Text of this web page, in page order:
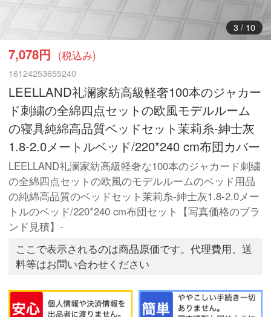
3/ 10
7,078円 (税込み)
16124253655240
LEELLAND礼澜家紡高級軽奢100本のジャカー
ド刺繍の全綿四点セットの欧風モデルルーム
の寝具純綿高品質ベッドセット茉莉糸-紳士灰
1.8-2.0メートルベッド/220*240 cm布団カバー
LEELLAND礼澜家紡高級軽奢な100本のジャカード刺繍
の全綿四点セットの欧風のモデルルームのベッド用品
の純綿高品質のベッドセット茉莉糸-紳士灰1.8-2.0メー
トルのベッド/220*240 cm布団セット【写真価格のブラ
ンド見積】-
ここで表示されるのは商品原価です。代理費用、送
料等はお問い合わせください